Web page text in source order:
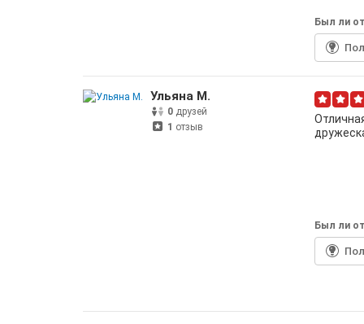
Был ли
Ульяна М.
0 друзей
1 отзыв
Был ли